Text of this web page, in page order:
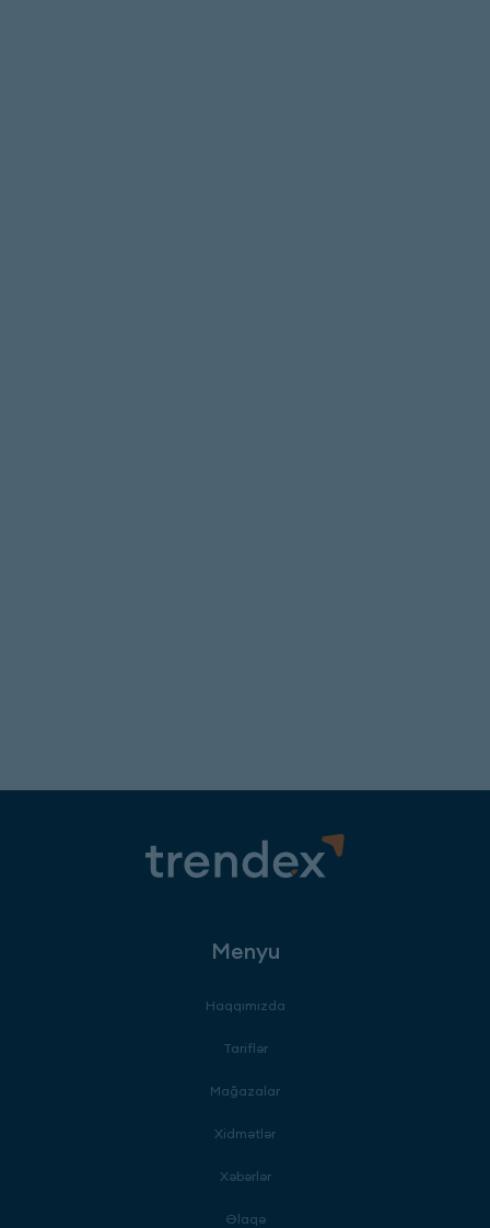
Menyu
Haqqımızda
Tariflər
Mağazalar
Xidmətlər
Xəbərlər
Əlaqə